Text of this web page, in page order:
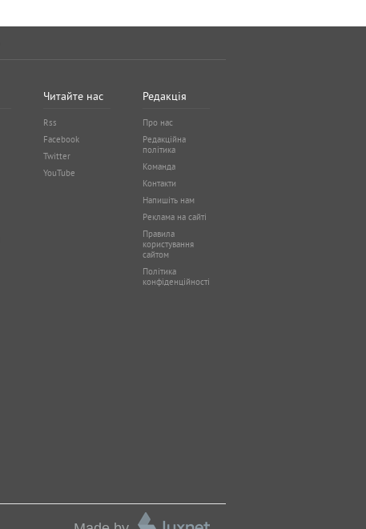
Читайте нас
Rss
Facebook
Twitter
YouTube
Редакція
Про нас
Редакційна
політика
Команда
Контакти
Напишіть нам
Реклама на сайті
Правила
користування
сайтом
Політика
конфіденційності